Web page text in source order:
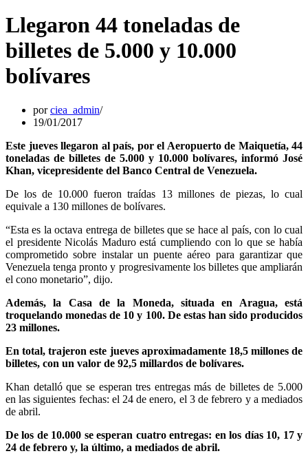
Llegaron 44 toneladas de
billetes de 5.000 y 10.000
bolívares
porciea_admin
19/01/2017
Este jueves llegaron al país, por el Aeropuerto de Maiquetía, 44
toneladas de billetes de 5.000 y 10.000 bolívares, informó José
Khan, vicepresidente del Banco Central de Venezuela.
De los de 10.000 fueron traídas 13 millones de piezas, lo cual
equivale a 130 millones de bolívares.
“Esta es la octava entrega de billetes que se hace al país, con lo cual
el presidente Nicolás Maduro está cumpliendo con lo que se había
comprometido sobre instalar un puente aéreo para garantizar que
Venezuela tenga pronto y progresivamente los billetes que ampliarán
el cono monetario”, dijo.
Además, la Casa de la Moneda, situada en Aragua, está
troquelando monedas de 10 y 100. De estas han sido producidos
23 millones.
En total, trajeron este jueves aproximadamente 18,5 millones de
billetes, con un valor de 92,5 millardos de bolívares.
Khan detalló que se esperan tres entregas más de billetes de 5.000
en las siguientes fechas: el 24 de enero, el 3 de febrero y a mediados
de abril.
De los de 10.000 se esperan cuatro entregas: en los días 10, 17 y
24 de febrero y, la último, a mediados de abril.